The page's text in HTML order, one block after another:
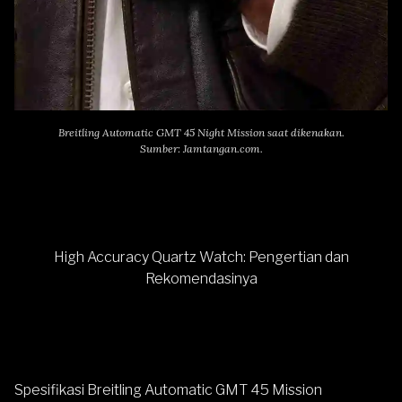
Breitling Automatic GMT 45 Night Mission saat dikenakan.
Sumber: Jamtangan.com.
High Accuracy Quartz Watch: Pengertian dan
Rekomendasinya
Spesifikasi Breitling Automatic GMT 45 Mission